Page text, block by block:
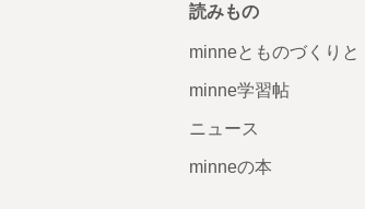
読みもの
minneとものづくりと
minne学習帖
ニュース
minneの本